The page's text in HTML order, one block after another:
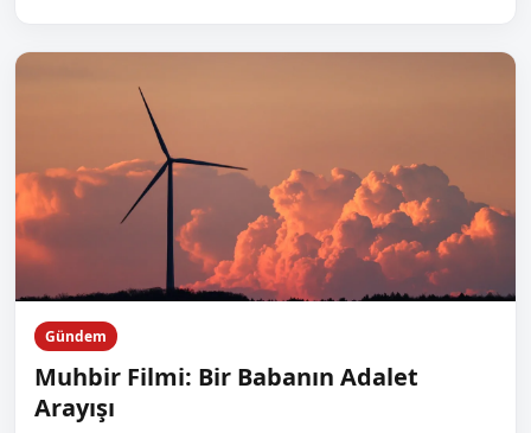
Gündem
Muhbir Filmi: Bir Babanın Adalet
Arayışı